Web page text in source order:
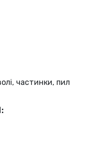
частинки, пил